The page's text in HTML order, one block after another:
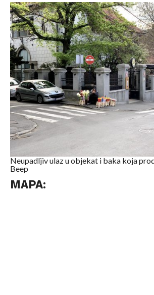
Neupadljiv ulaz u objekat i baka koja
Beep
MAPA: